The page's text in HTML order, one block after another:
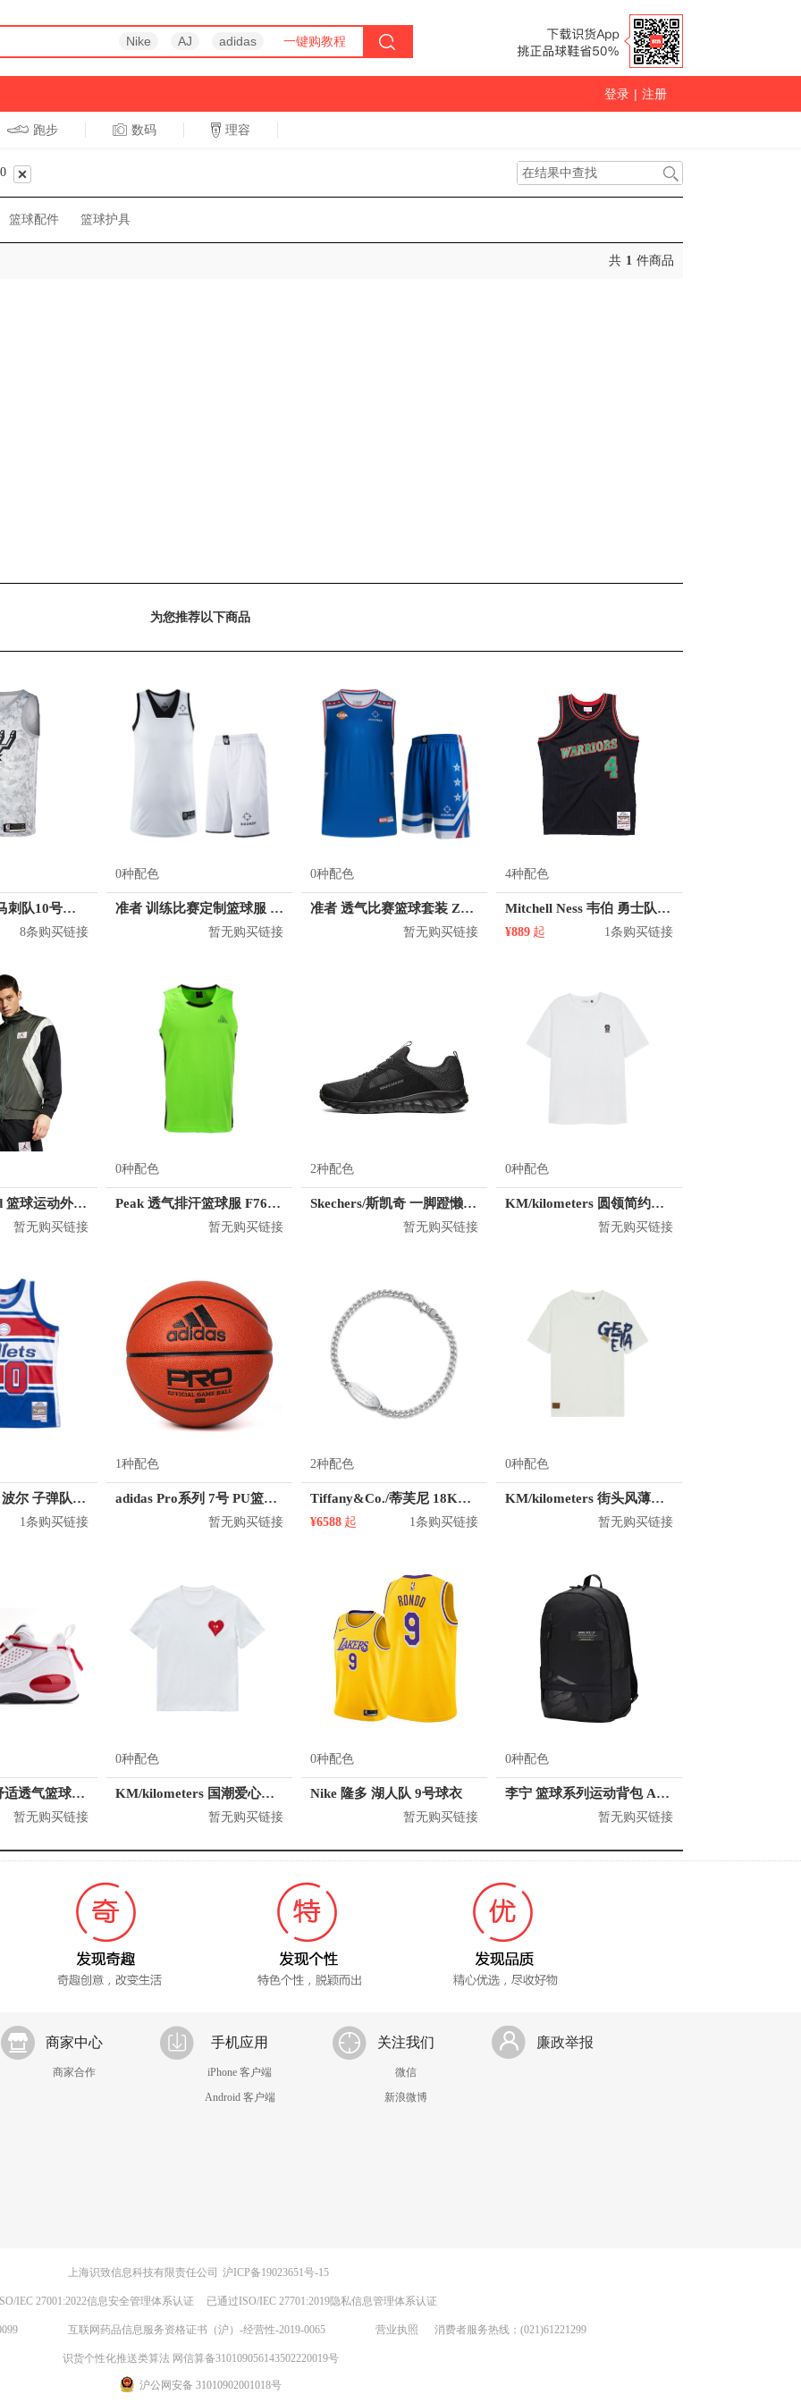
Nike AJ adidas 一键购教程
登录 | 注册
跑步 数码 理容
篮球配件 篮球护具
共 1 件商品
为您推荐以下商品
Nike 德罗赞 马刺队10号球衣
8条购买链接
0种配色
准者 训练比赛定制篮球服 Z17110105
暂无购买链接
0种配色
准者 透气比赛篮球套装 Z118210177
暂无购买链接
4种配色
Mitchell Ness 韦伯 勇士队 4号球衣
¥889 起 1条购买链接
Jordan Brand 篮球运动外套 AO0555
暂无购买链接
0种配色
Peak 透气排汗篮球服 F762101
暂无购买链接
2种配色
Skechers/斯凯奇 一脚蹬懒人鞋 8790050
暂无购买链接
0种配色
KM/kilometers 圆领简约短袖T恤 M2X2108073
暂无购买链接
Mitchell Ness 波尔 子弹队 10号球衣
1条购买链接
1种配色
adidas Pro系列 7号 PU篮球 DY7891
暂无购买链接
2种配色
Tiffany&Co./蒂芙尼 18K金玫瑰金镶嵌钻石手链
¥6588 起 1条购买链接
0种配色
KM/kilometers 街头风薄款印花短袖T恤 男女同款 M2X2108248
暂无购买链接
贵人鸟 高帮舒适透气篮球鞋 L04511
暂无购买链接
0种配色
KM/kilometers 国潮爱心短袖T恤 M2X2108466
暂无购买链接
0种配色
Nike 隆多 湖人队 9号球衣
暂无购买链接
0种配色
李宁 篮球系列运动背包 ABSQ064
暂无购买链接
商家中心
商家合作
手机应用
iPhone 客户端
Android 客户端
关注我们
微信
新浪微博
廉政举报
上海识致信息科技有限责任公司 沪ICP备19023651号-15
IEC 27001:2022信息安全管理体系认证 已通过ISO/IEC 27701:2019隐私信息管理体系认证
互联网药品信息服务资格证书（沪）-经营性-2019-0065 营业执照 消费者服务热线：(021)61221299
识货个性化推送类算法 网信算备310109056143502220019号
沪公网安备 31010902001018号